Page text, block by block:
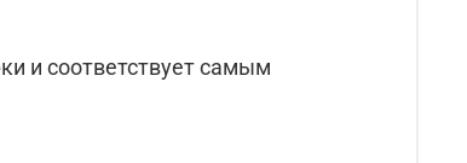
и соответствует самым